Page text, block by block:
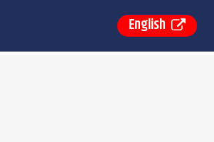
English